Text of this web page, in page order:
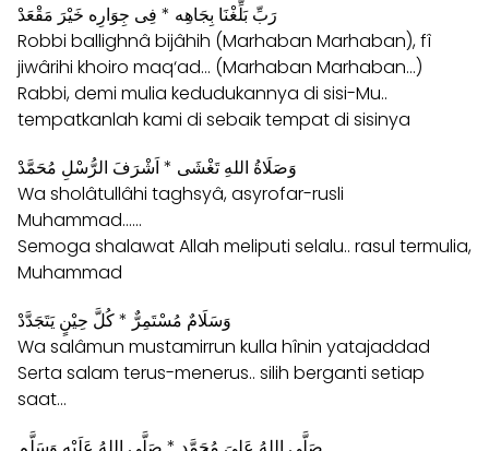
رَبِّ بَلِّغْنَا بِجَاهِه * فِى جِوَارِه خَيْرَ مَقْعَدْ
Robbi ballighnâ bijâhih (Marhaban Marhaban), fî
jiwârihi khoiro maq‘ad… (Marhaban Marhaban…)
Rabbi, demi mulia kedudukannya di sisi-Mu..
tempatkanlah kami di sebaik tempat di sisinya
وَصَلَاةُ اللهِ تَغْشَى * اَشْرَفَ الرُّسْلِ مُحَمَّدْ
Wa sholâtullâhi taghsyâ, asyrofar-rusli
Muhammad……
Semoga shalawat Allah meliputi selalu.. rasul termulia,
Muhammad
وَسَلَامٌ مُسْتَمِرٌّ * كُلَّ حِيْنٍ يَتَجَدَّدْ
Wa salâmun mustamirrun kulla hînin yatajaddad
Serta salam terus-menerus.. silih berganti setiap
saat…